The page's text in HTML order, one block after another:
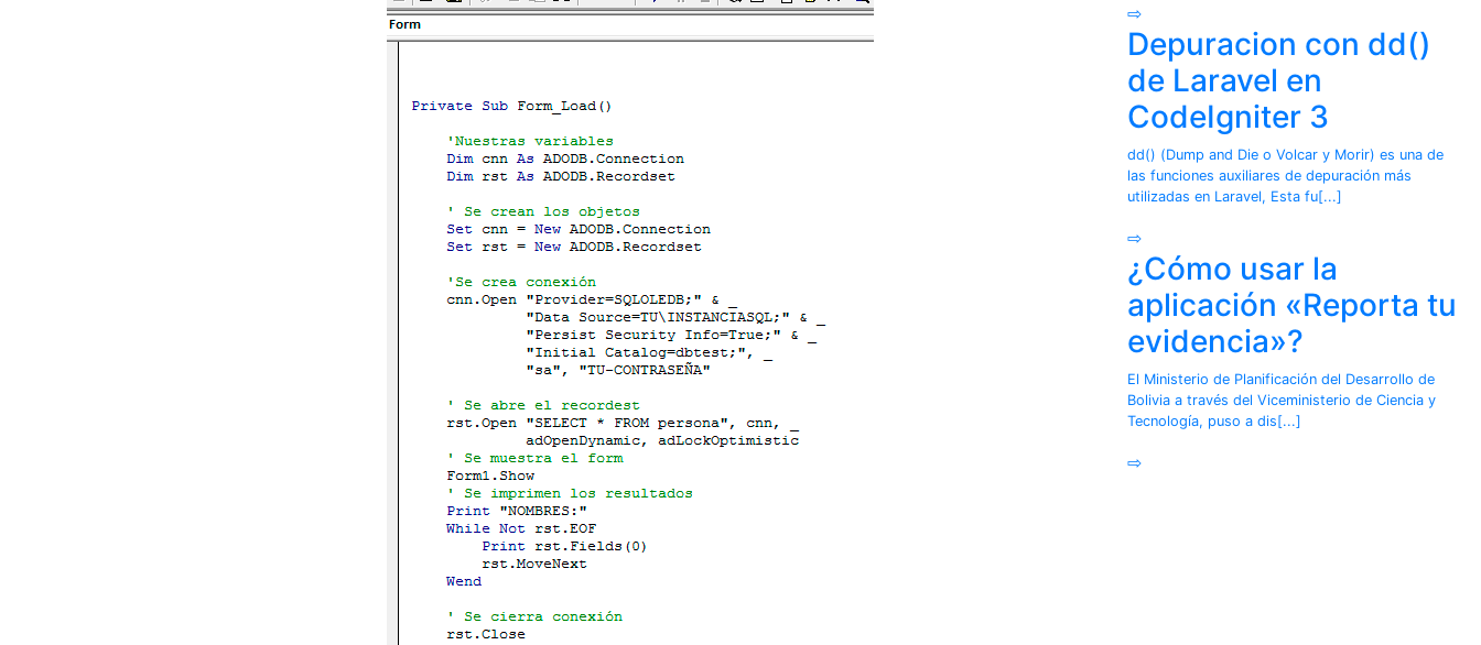
⇨
Depuracion con dd()
de Laravel en
CodeIgniter 3
dd() (Dump and Die o Volcar y Morir) es una de
las funciones auxiliares de depuración más
utilizadas en Laravel, Esta fu[...]
⇨
¿Cómo usar la
aplicación «Reporta tu
evidencia»?
El Ministerio de Planificación del Desarrollo de
Bolivia a través del Viceministerio de Ciencia y
Tecnología, puso a dis[...]
⇨